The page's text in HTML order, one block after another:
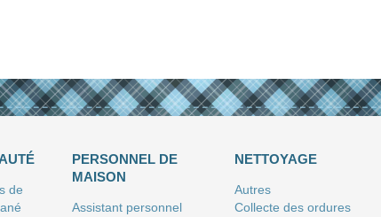
de
PERSONNEL DE
MAISON
Assistant personnel
NETTOYAGE
Autres
Collecte des ordures